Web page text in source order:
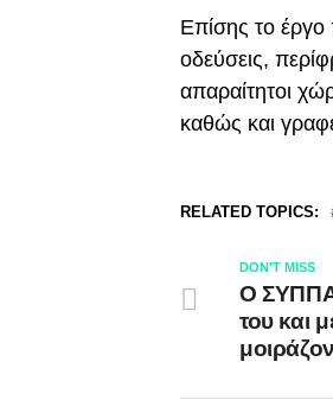
Επίσης το έργο
οδεύσεις,
απαραίτητοι
καθώς και
RELATED TOPICS:
DON'T MISS
Ο
του και